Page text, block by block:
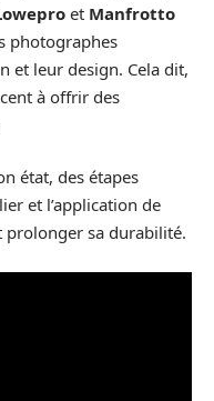
et Manfrotto
photographes
et leur design. Cela dit,
à offrir des
état, des étapes
et l’application de
prolonger sa durabilité.